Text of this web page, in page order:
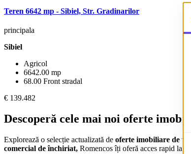
Teren 6642 mp - Sibiel, Str. Gradinarilor
principala
Sibiel
Agricol
6642.00 mp
68.00 Front stradal
€ 139.482
Descoperă cele mai noi oferte
Explorează o selecție actualizată de oferte imobiliare de
comercial de închiriat, Romencos îți oferă acces rapid la